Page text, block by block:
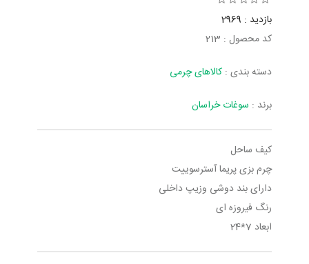
بازدید : 2969
کد محصول : 213
دسته بندی : کالاهای چرمی
برند : سوغات خراسان
کیف ساحل
چرم بزی پریما آسترسوییت
دارای بند دوشی وزیپ داخلی
رنگ فیروزه ای
ابعاد 7*24